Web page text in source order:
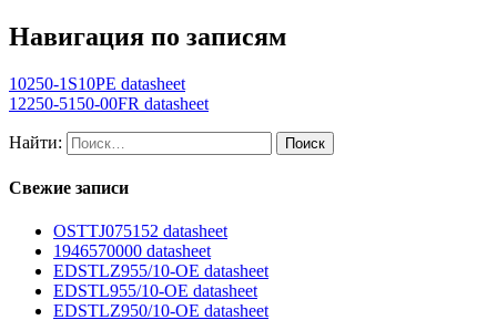
Навигация по записям
10250-1S10PE datasheet
12250-5150-00FR datasheet
Найти:
Свежие записи
OSTTJ075152 datasheet
1946570000 datasheet
EDSTLZ955/10-OE datasheet
EDSTL955/10-OE datasheet
EDSTLZ950/10-OE datasheet